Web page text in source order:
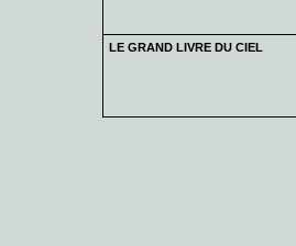
LE GRAND LIVRE DU CIEL